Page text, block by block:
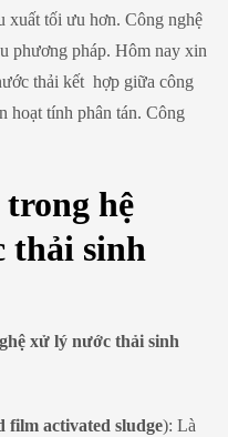
xuất tối ưu hơn. Công nghệ
phương pháp. Hôm nay xin
thải kết hợp giữa công
hoạt tính phân tán. Công
hệ
thải sinh
xử lý nước thải sinh
film activated sludge): Là